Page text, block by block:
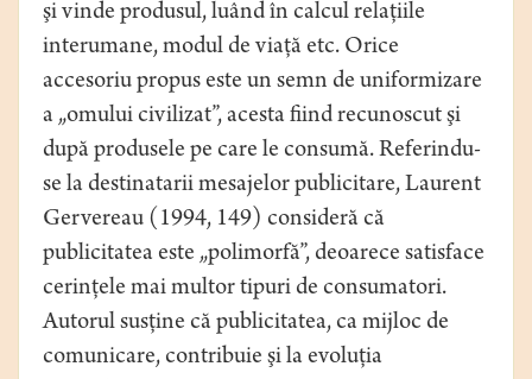
şi vinde produsul, luând în calcul relaţiile
interumane, modul de viaţă etc. Orice
accesoriu propus este un semn de uniformizare
a „omului civilizat”, acesta fiind recunoscut şi
după produsele pe care le consumă. Referindu-
se la destinatarii mesajelor publicitare, Laurent
Gervereau (1994, 149) consideră că
publicitatea este „polimorfă”, deoarece satisface
cerinţele mai multor tipuri de consumatori.
Autorul susţine că publicitatea, ca mijloc de
comunicare, contribuie şi la evoluţia